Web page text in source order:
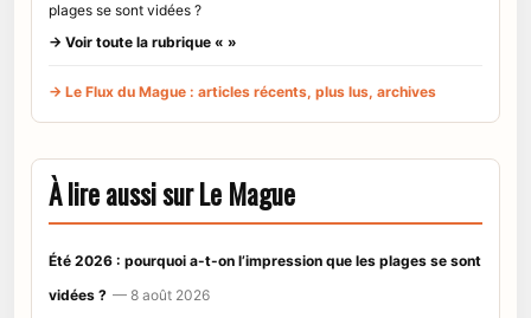
plages se sont vidées ?
→ Voir toute la rubrique « »
→ Le Flux du Mague : articles récents, plus lus, archives
À lire aussi sur Le Mague
Été 2026 : pourquoi a-t-on l’impression que les plages se sont
vidées ? — 8 août 2026